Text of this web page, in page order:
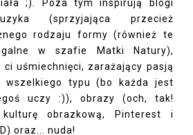
;). Poza tym inspirują blogi
(sprzyjająca przecież
rodzaju formy (również te
w szafie Matki Natury),
ci uśmiechnięci, zarażający pasją
wszelkiego typu (bo każda jest
uczy :)), obrazy (och, tak!
obrazkową, Pinterest i
oraz... nuda!